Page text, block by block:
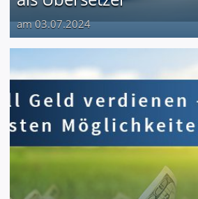
am 03.07.2024